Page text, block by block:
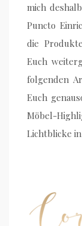
mich
Puncto
die
Euch
folgenden
Euch
Möbel-
Lichtblicke